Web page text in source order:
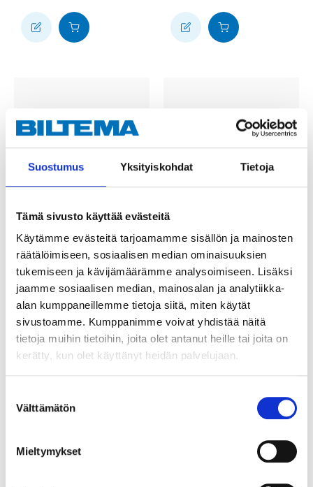
Suostumus Yksityiskohdat Tietoja
Tämä sivusto käyttää evästeitä
Käytämme evästeitä tarjoamamme sisällön ja mainosten
räätälöimiseen, sosiaalisen median ominaisuuksien
tukemiseen ja kävijämäärämme analysoimiseen. Lisäksi
jaamme sosiaalisen median, mainosalan ja analytiikka-
alan kumppaneillemme tietoja siitä, miten käytät
sivustoamme. Kumppanimme voivat yhdistää näitä
tietoja muihin tietoihin, joita olet antanut heille tai joita on
kerätty, kun olet käyttänyt heidän palvelujaan.
valinta
Välttämätön
Mieltymykset
7 95
Handtagsskruv M5 x
90 mm, 10 st.
89-338
Finns i lager i16 varuhus
Säljs ej online
13 95
Farmarskruv 4,8 x 35
mm, elförzinkad, 100
st.
89-246
Finns i lager i 7varuhus
Säljs ej online